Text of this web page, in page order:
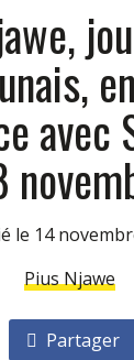
avec
le 14
Pius Njawe
Partager